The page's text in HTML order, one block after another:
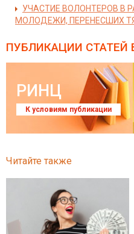
УЧАСТИЕ ВОЛОНТЕРОВ В
МОЛОДЕЖИ, ПЕРЕНЕСШИХ
ПУБЛИКАЦИИ СТАТЕЙ
РИНЦ
К условиям публикации
Читайте также